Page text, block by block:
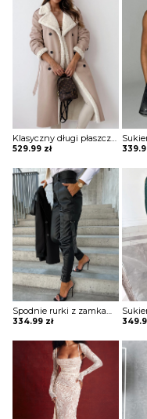
529.99 zł
334.99 zł